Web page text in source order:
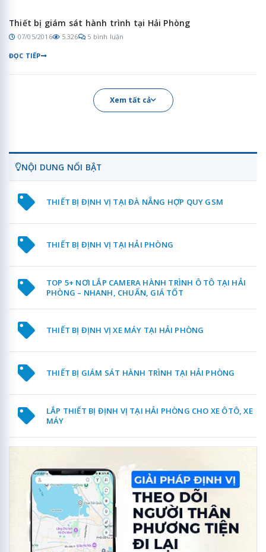
Thiết bị giám sát hành trình tại Hải Phòng
07/05/2016 5.326 5 bình luận
ĐỌC TIẾP
Xem tất cả
NỘI DUNG NỔI BẬT
THIẾT BỊ ĐỊNH VỊ TẠI ĐÀ NẴNG HỢP QUY GSM
THIẾT BỊ ĐỊNH VỊ TẠI HẢI PHÒNG
TOP 5+ NƠI LẮP CAMERA HÀNH TRÌNH Ô TÔ TẠI HẢI
PHÒNG – NHANH, CHUẨN, GIÁ TỐT
THIẾT BỊ ĐỊNH VỊ XE MÁY TẠI HẢI PHÒNG
THIẾT BỊ GIÁM SÁT HÀNH TRÌNH TẠI HẢI PHÒNG
LẮP THIẾT BỊ ĐỊNH VỊ TẠI HẢI PHÒNG CHO XE ÔTÔ, XE
MÁY